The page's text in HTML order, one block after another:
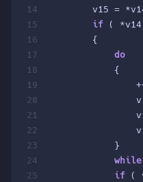
14
15
16
17
18
19
20
21
22
23
24
25
v15 =
if (
        {
do
            {
            }
while
if (